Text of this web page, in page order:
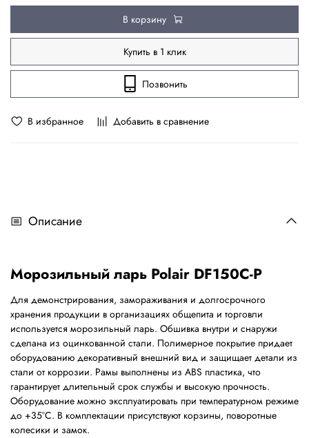
В избранное Добавить в сравнение
В корзину
Купить в 1 клик
Позвонить
Описание
Морозильный ларь Polair DF150C-P
Для демонстрирования, замораживания и долгосрочного
хранения продукции в организациях общепита и торговли
используется морозильный ларь. Обшивка внутри и снаружи
сделана из оцинкованной стали. Полимерное покрытие придает
оборудованию декоративный внешний вид и защищает детали из
стали от коррозии. Рамы выполнены из ABS пластика, что
гарантирует длительный срок службы и высокую прочность.
Оборудование можно эксплуатировать при температурном режиме
до +35°С. В комплектации присутствуют корзины, поворотные
колесики и замок.